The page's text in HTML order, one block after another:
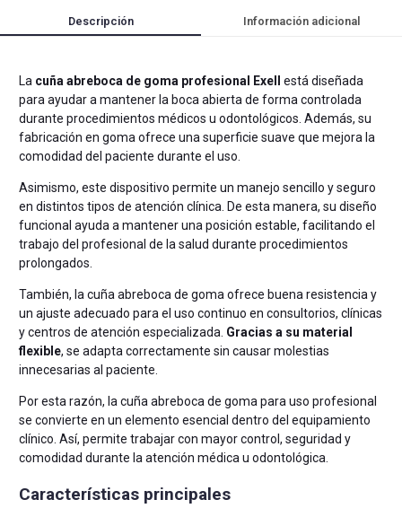
Descripción Información adicional
La cuña abreboca de goma profesional Exell está diseñada
para ayudar a mantener la boca abierta de forma controlada
durante procedimientos médicos u odontológicos. Además, su
fabricación en goma ofrece una superficie suave que mejora la
comodidad del paciente durante el uso.
Asimismo, este dispositivo permite un manejo sencillo y seguro
en distintos tipos de atención clínica. De esta manera, su diseño
funcional ayuda a mantener una posición estable, facilitando el
trabajo del profesional de la salud durante procedimientos
prolongados.
También, la cuña abreboca de goma ofrece buena resistencia y
un ajuste adecuado para el uso continuo en consultorios, clínicas
y centros de atención especializada. Gracias a su material
flexible, se adapta correctamente sin causar molestias
innecesarias al paciente.
Por esta razón, la cuña abreboca de goma para uso profesional
se convierte en un elemento esencial dentro del equipamiento
clínico. Así, permite trabajar con mayor control, seguridad y
comodidad durante la atención médica u odontológica.
Características principales